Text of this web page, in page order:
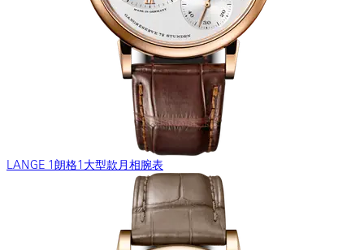
LANGE 1朗格1大型款月相腕表